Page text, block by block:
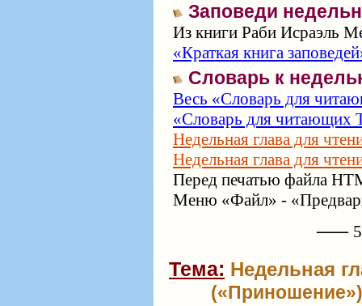
Заповеди
Из книги Раби Исраэль
«Краткая книга
Словарь к
Весь «Словарь для
«Словарь для читающих
Недельная глава для
Недельная глава для
Перед печатью файла
Меню «Файл» -
⸺
Тема: Недельная